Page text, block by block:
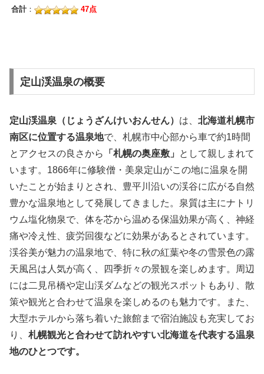
合計： 47点
定山渓温泉の概要
定山渓温泉（じょうざんけいおんせん） は、 北海道札幌市
南区に位置する温泉地で、札幌市中心部から車で約1時間
とアクセスの良さから
「札幌の奥座敷」
として親しまれて
います。1866年に修験僧・美泉定山がこの地に温泉を開
いたことが始まりとされ、豊平川沿いの渓谷に広がる自然
豊かな温泉地として発展してきました。泉質は主にナトリ
ウム塩化物泉で、体を芯から温める保温効果が高く、神経
痛や冷え性、疲労回復などに効果があるとされています。
渓谷美が魅力の温泉地で、特に秋の紅葉や冬の雪景色の露
天風呂は人気が高く、四季折々の景観を楽しめます。周辺
には二見吊橋や定山渓ダムなどの観光スポットもあり、散
策や観光と合わせて温泉を楽しめるのも魅力です。また、
大型ホテルから落ち着いた旅館まで宿泊施設も充実してお
り、 札幌観光と合わせて訪れやすい北海道を代表する温泉
地のひとつです。